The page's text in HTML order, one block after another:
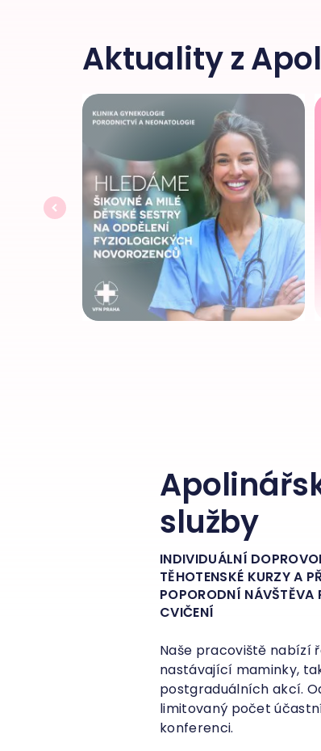
Aktuality z
služby
INDIVIDUÁLNÍ
TĚHOTENSKÉ KURZY A
POPORODNÍ NÁVŠTĚVA
CVIČENÍ
Naše pracoviště nabízí
nastávající maminky,
postgraduálních akcí.
limitovaný počet
konferenci.